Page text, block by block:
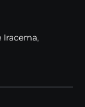
Iracema,